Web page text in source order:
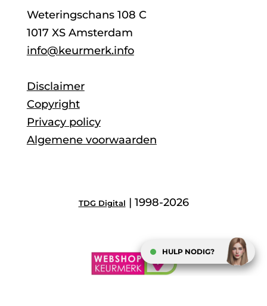
Weteringschans 108 C
1017 XS Amsterdam
info@keurmerk.info
Disclaimer
Copyright
Privacy policy
Algemene voorwaarden
TDG Digital | 1998-2026
HULP NODIG?